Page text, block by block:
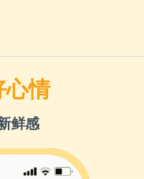
心情
鲜感